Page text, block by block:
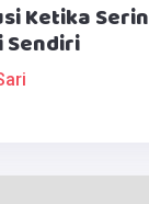
Ketika
Sendiri